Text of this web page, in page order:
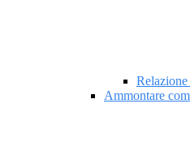
Ammontare